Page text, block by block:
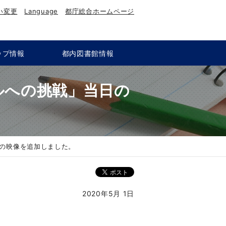
変更 Language 都庁総合ホームページ
プ情報 都内図書館情報
の挑戦」当日の
映像を追加しました。
2020年5月 1日